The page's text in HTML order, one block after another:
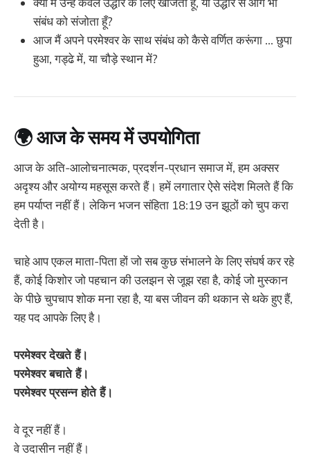
संबंध को संजोता हूँ?
आज मैं अपने परमेश्वर के साथ संबंध को कैसे वर्णित करूंगा ... छुपा
हुआ, गड्ढे में, या चौड़े स्थान में?
🌍 आज के समय में उपयोगिता
आज के अति-आलोचनात्मक, प्रदर्शन-प्रधान समाज में, हम अक्सर
अदृश्य और अयोग्य महसूस करते हैं। हमें लगातार ऐसे संदेश मिलते हैं कि
हम पर्याप्त नहीं हैं। लेकिन भजन संहिता 18:19 उन झूठों को चुप करा
देती है।
चाहे आप एकल माता-पिता हों जो सब कुछ संभालने के लिए संघर्ष कर रहे
हैं, कोई किशोर जो पहचान की उलझन से जूझ रहा है, कोई जो मुस्कान
के पीछे चुपचाप शोक मना रहा है, या बस जीवन की थकान से थके हुए हैं,
यह पद आपके लिए है।
परमेश्वर देखते हैं।
परमेश्वर बचाते हैं।
परमेश्वर प्रसन्न होते हैं।
वे दूर नहीं हैं।
वे उदासीन नहीं हैं।